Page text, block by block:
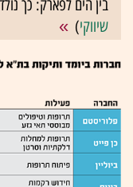
בין הים לפארק: כך
שיווקי)